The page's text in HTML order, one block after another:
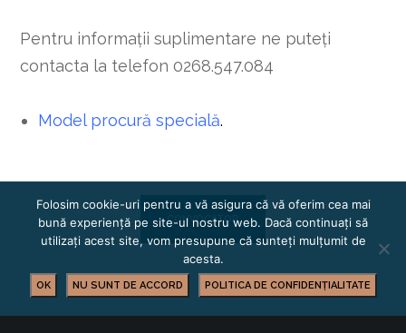
Pentru informaţii suplimentare ne puteţi
contacta la telefon 0268.547.084
Model procură specială.
CONVOCATOR
Folosim cookie-uri pentru a vă asigura că vă oferim cea mai
bună experiență pe site-ul nostru web. Dacă continuați să
utilizați acest site, vom presupune că sunteți mulțumit de
acesta.
OK NU SUNT DE ACCORD POLITICA DE CONFIDENȚIALITATE